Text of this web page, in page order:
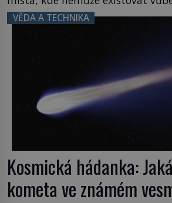
právě tady vědci objevují
posouvají hranice života. Každý
naše představy o tom, co
napovídá, kde bychom jednou […]
VĚDA A TECHNIKA
Kosmická hádanka:
kometa ve známém